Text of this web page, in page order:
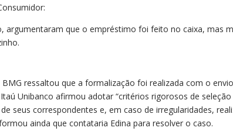
que o empréstimo foi feito no caixa, mas
ressaltou que a formalização foi realizada com o
Unibanco afirmou adotar “critérios rigorosos de seleção
seus correspondentes e, em caso de irregularidades,
ainda que contataria Edina para resolver o caso.